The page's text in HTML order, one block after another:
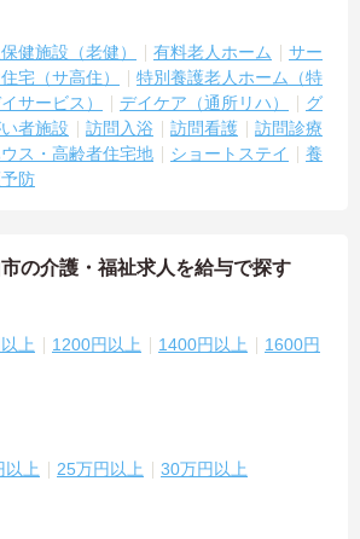
健施設（老健） 有料老人ホーム
サー
宅（サ高住）
特別養護老人ホーム（特
サービス） デイケア（通所リハ）
グ
者施設 訪問入浴 訪問看護
訪問診療
ス・高齢者住宅地 ショートステイ
養
防
の介護・福祉求人を給与で探す
上 1200円以上 1400円以上
1600円
以上 25万円以上 30万円以上